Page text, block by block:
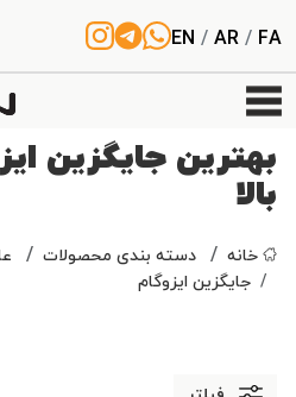
EN /AR/ FA
بهترین جایگزین
بالا
خانه دسته بندی محصولات
جایگزین ایزوگام